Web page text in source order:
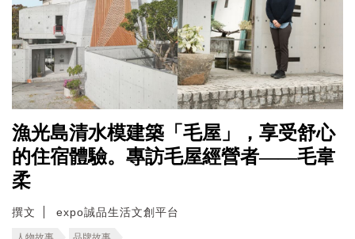
漁光島清水模建築「毛屋」，享受舒心
的住宿體驗。專訪毛屋經營者——毛韋
柔
撰文 expo誠品生活文創平台